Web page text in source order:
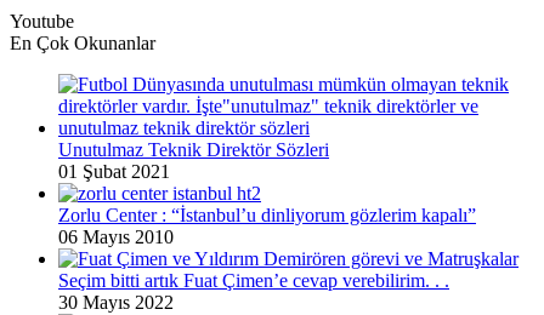
Youtube
En Çok Okunanlar
Unutulmaz Teknik Direktör Sözleri
01 Şubat 2021
Zorlu Center : “İstanbul’u dinliyorum gözlerim kapalı”
06 Mayıs 2010
Seçim bitti artık Fuat Çimen’e cevap verebilirim. . .
30 Mayıs 2022